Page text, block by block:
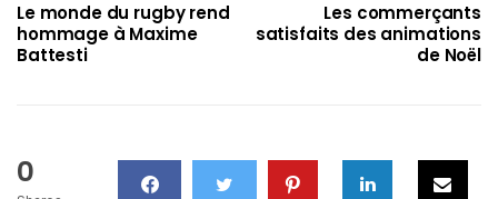
Le monde du rugby rend
hommage à Maxime
Battesti
Les commerçants
satisfaits des animations
de Noël
0